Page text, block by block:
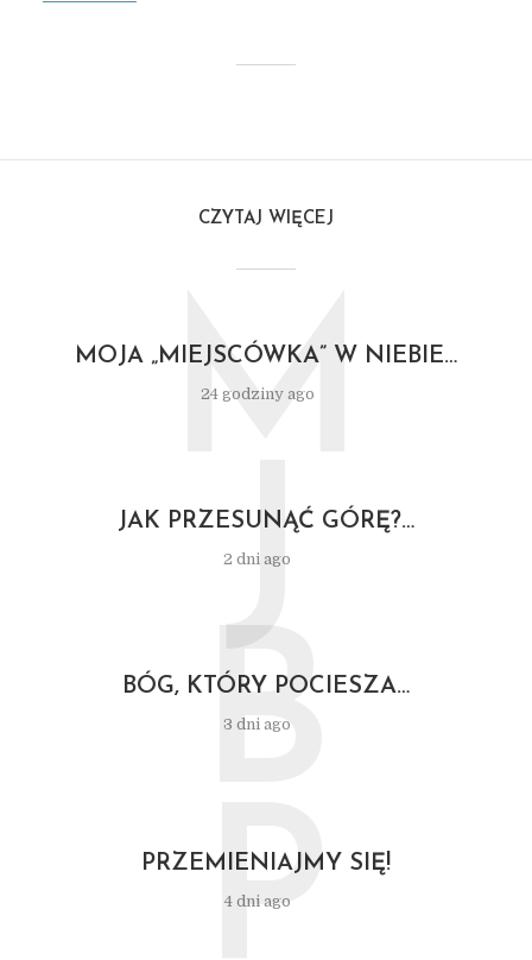
CZYTAJ WIĘCEJ
MOJA „MIEJSCÓWKA” W NIEBIE…
24 godziny ago
M
JAK PRZESUNĄĆ GÓRĘ?…
2 dni ago
J
BÓG, KTÓRY POCIESZA…
3 dni ago
B
PRZEMIENIAJMY SIĘ!
4 dni ago
P